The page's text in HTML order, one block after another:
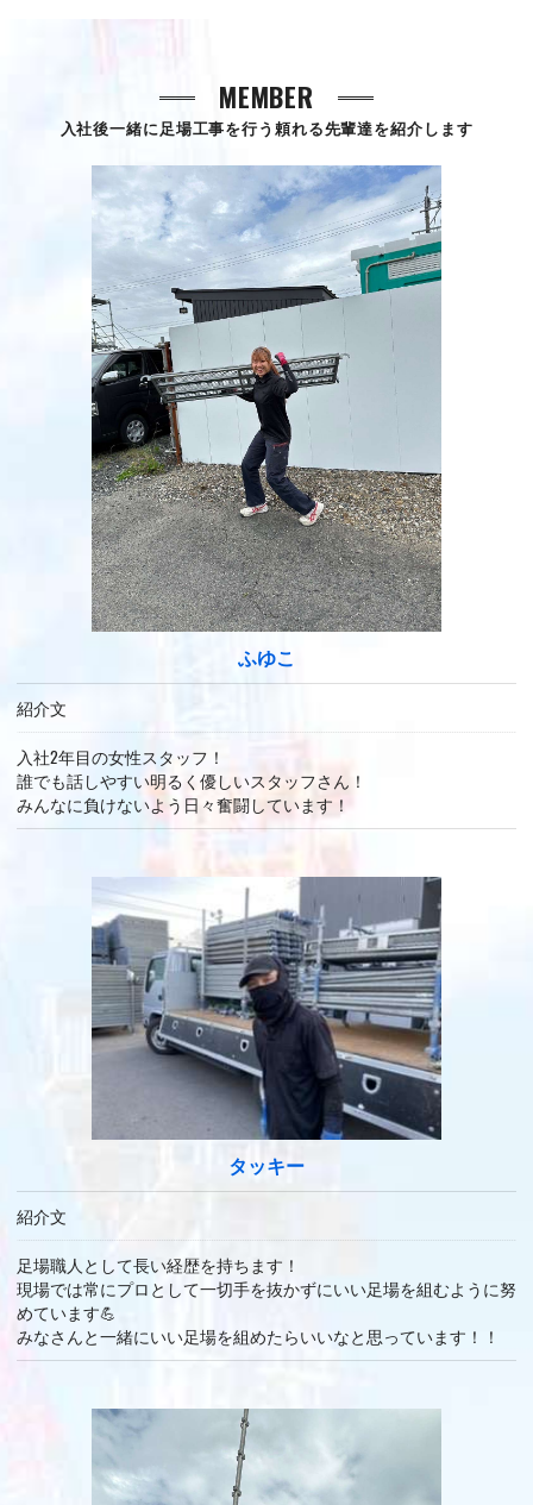
入社後一緒に足場工事を行う頼れる先輩達を紹介します
MEMBER
ふゆこ
紹介文
入社2年目の女性スタッフ！
誰でも話しやすい明るく優しいスタッフさん！
みんなに負けないよう日々奮闘しています！
タッキー
紹介文
足場職人として長い経歴を持ちます！
現場では常にプロとして一切手を抜かずにいい足場を組むように努
めています💪
みなさんと一緒にいい足場を組めたらいいなと思っています！！